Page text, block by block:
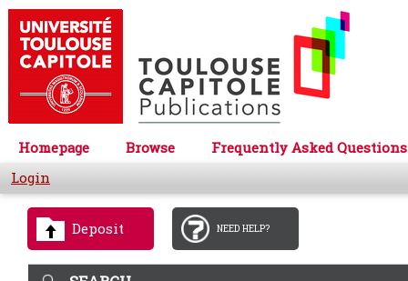
Homepage Browse
Frequently Asked Questions
Login
Deposit NEED HELP?